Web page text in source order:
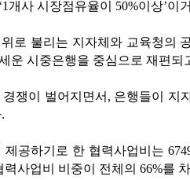
개사 시장점유율이 50%이상’
로 불리는 지자체와 교육청의
운 시중은행을 중심으로 재편되
쟁이 벌어지면서, 은행들이
공하기로 한 협력사업비는
사업비 비중이 전체의 66%를